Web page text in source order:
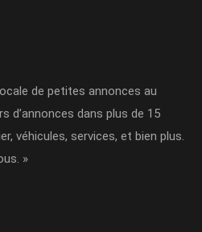
de petites annonces au
d’annonces dans plus de 15
véhicules, services, et bien plus.
»